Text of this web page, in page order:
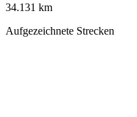
34.131 km
Aufgezeichnete Strecken